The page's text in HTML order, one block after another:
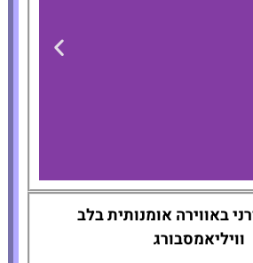
באווירה אומנותית בלב
וויליאמסבורג